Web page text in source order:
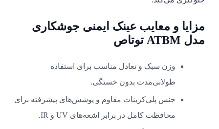
مزایا و معایب عینک ایمنی جوشکاری
مدل ATBM توتاص
وزن سبک و تعادل مناسب برای استفاده
طولانی‌مدت بدون خستگی.
جنس پلی‌کربنات مقاوم و پوشش‌های پیشرفته برای
محافظت کامل در برابر اشعه‌های UV و IR.